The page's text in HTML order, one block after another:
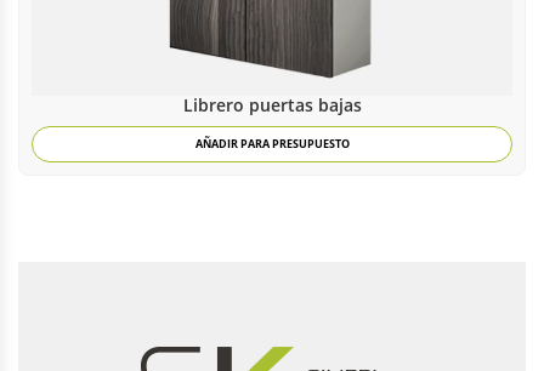
Librero puertas bajas
AÑADIR PARA PRESUPUESTO